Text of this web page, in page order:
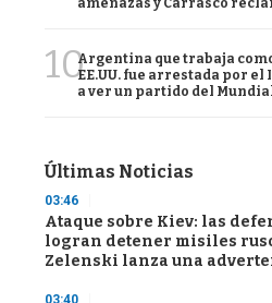
amenazas y Carrasco
10Argentina que trabaja
EE.UU. fue arrestada por el
a ver un partido del
Últimas Noticias
03:46
Ataque sobre Kiev: las
logran detener misiles
Zelenski lanza una
03:40